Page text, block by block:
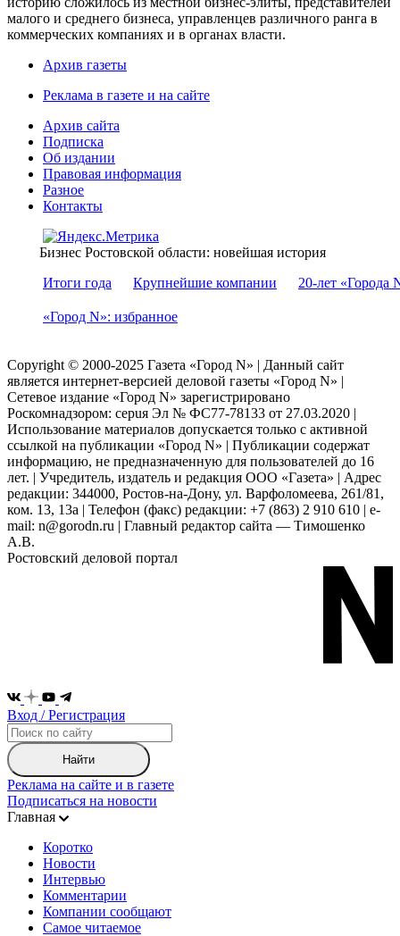
малого и среднего бизнеса, управленцев различного ранга в
коммерческих компаниях и в органах власти.
Архив газеты
Реклама в газете и на сайте
Архив сайта
Подписка
Об издании
Правовая информация
Разное
Контакты
Бизнес Ростовской области: новейшая история
Итоги года
Крупнейшие компании 20-лет «Города
«Город N»: избранное
Copyright © 2000-2025 Газета «Город N» | Данный сайт
является интернет-версией деловой газеты «Город N» |
Сетевое издание «Город N» зарегистрировано
Роскомнадзором: серuя Эл № ФС77-78133 от 27.03.2020 |
Использование материалов допускается только с активной
ссылкой на публикации «Город N» | Публикации содержат
информацию, не предназначенную для пользователей до 16
лет. | Учредитель, издатель и редакция ООО «Газета» | Адрес
редакции: 344000, Ростов-на-Дону, ул. Варфоломеева, 261/81,
ком. 13, 13а | Телефон (факс) редакции: +7 (863) 2 910 610 | e-
mail: n@gorodn.ru | Главный редактор сайта — Тимошенко
А.В.
Ростовский деловой портал
Вход / Регистрация
Найти
Реклама на сайте и в газете
Подписаться на новости
Главная
Коротко
Новости
Интервью
Комментарии
Компании сообщают
Самое читаемое